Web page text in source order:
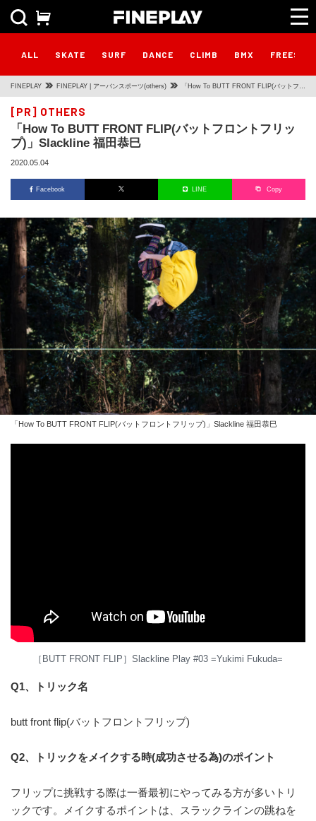
ALL SKATE SURF DANCE CLIMB BMX
FINEPLAY FINEPLAY | アーバンスポーツ(others) 「How To BUTT FRONT FLIP(バットフロ
[PR] OTHERS
「How To BUTT FRONT FLIP(バットフロントフリッ
プ)」Slackline 福田恭巳
2020.05.04
Facebook LINE Copy
「How To BUTT FRONT FLIP(バットフロントフリップ)」Slackline 福田恭巳
［BUTT FRONT FLIP］Slackline Play #03 =Yukimi Fukuda=
Q1、トリック名
butt front flip(バットフロントフリップ)
Q2、トリックをメイクする時(成功させる為)のポイント
フリップに挑戦する際は一番最初にやってみる方が多いトリ
ックです。メイクするポイントは、スラックラインの跳ねを